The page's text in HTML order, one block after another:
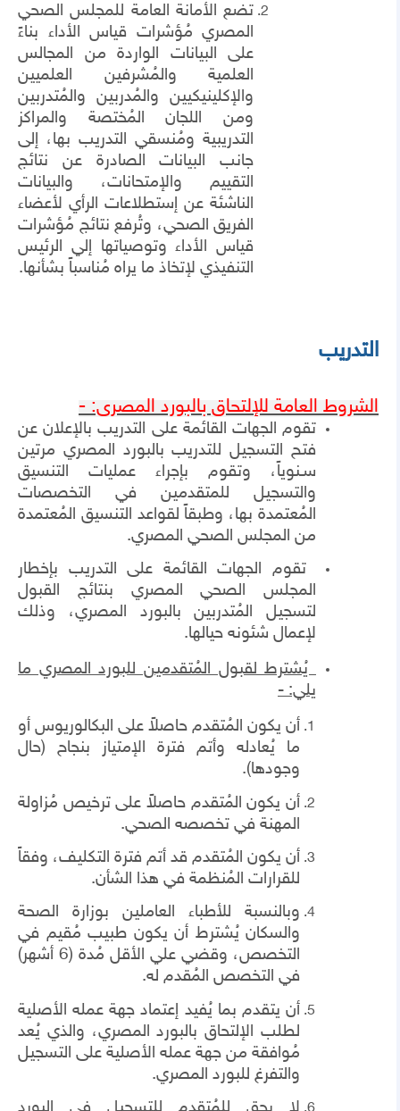
تضع الأمانة العامة للمجلس الصحي
المصري مُؤشرات قياس الأداء بناءً
على البيانات الواردة من المجالس
العلمية والمُشرفين العلميين
والإكلينيكيين والمُدربين والمُتدربين
ومن اللجان المُختصة والمراكز
التدريبية ومُنسقي التدريب بها، إلى
جانب البيانات الصادرة عن نتائج
التقييم والإمتحانات، والبيانات
الناشئة عن إستطلاعات الرأي لأعضاء
الفريق الصحي، وتُرفع نتائج مُؤشرات
قياس الأداء وتوصياتها إلي الرئيس
التنفيذي لإتخاذ ما يراه مُناسباً بشأنها.
التدريب
الشروط العامة للإلتحاق بالبورد المصرى: -
تقوم الجهات القائمة على التدريب بالإعلان عن
فتح التسجيل للتدريب بالبورد المصري مرتين
ﺳـﻨﻮﻳﺎً، وتقوم بإجراء عمليات التنسيق
والتسجيل للمتقدمين في التخصصات
المُعتمدة بها، وطبقاً لقواعد التنسيق المُعتمدة
من المجلس الصحي المصري.
تقوم الجهات القائمة على التدريب بإخطار
المجلس الصحي المصري بنتائج القبول
لتسجيل المُتدربين بالبورد المصري، وذلك
لإعمال شئونه حيالها.
يُشترط لقبول المُتقدمين للبورد المصري ما
يلي: -
أن يكون المُتقدم حاصلاً على البكالوريوس أو
ما يُعادله وأتم فترة الإمتياز بنجاح (حال
وجودها).
أن يكون المُتقدم حاصلاً على ترخيص مُزاولة
المهنة في تخصصه الصحي.
أن يكون المُتقدم قد أتم فترة التكليف، وفقاً
للقرارات المُنظمة في هذا الشأن.
وبالنسبة للأطباء العاملين بوزارة الصحة
والسكان يُشترط أن يكون طبيب مُقيم في
التخصص، وقضي علي الأقل مُدة (6 أشهر)
في التخصص المُقدم له.
أن يتقدم بما يُفيد إعتماد جهة عمله الأصلية
لطلب الإلتحاق بالبورد المصري، والذي يُعد
مُوافقة من جهة عمله الأصلية على التسجيل
والتفرغ للبورد المصري.